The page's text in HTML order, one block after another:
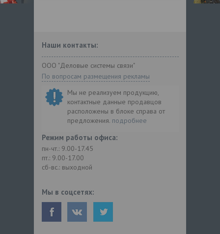
Наши контакты:
ООО "Деловые системы связи"
По вопросам размещения рекламы
Мы не реализуем продукцию,
контактные данные продавцов
расположены в блоке справа от
предложения. подробнее
Режим работы офиса:
пн-чт.: 9.00-17.45
пт.: 9.00-17.00
сб-вс.: выходной
Мы в соцсетях: